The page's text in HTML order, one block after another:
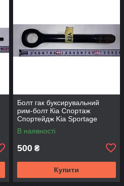
Болт гак буксирувальний
рим-болт Кіа Спортаж
Спортейдж Kia Sportage
Хюндай Hyundai
В наявності
500 ₴
Купити